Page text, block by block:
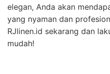
elegan, Anda akan
yang nyaman dan
RJlinen.id sekarang dan
mudah!